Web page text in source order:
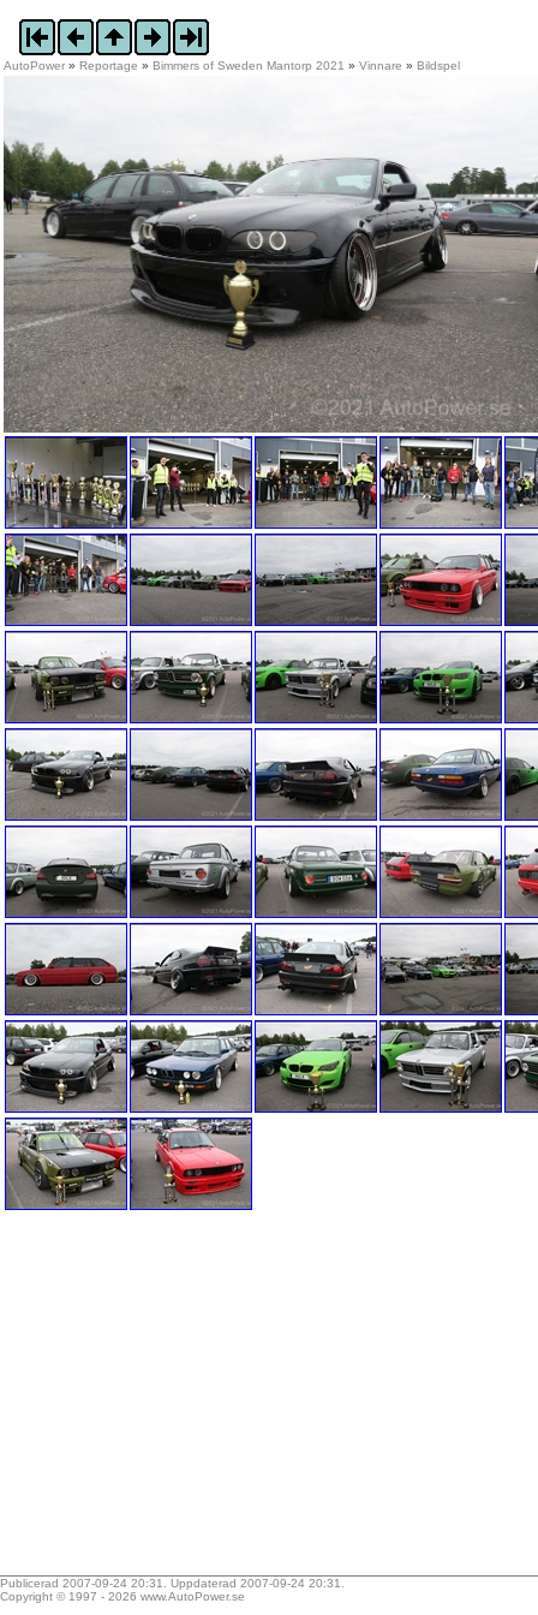
AutoPower » Reportage » Bimmers of Sweden Mantorp 2021 »Vinnare » Bildspel
Publicerad 2007-09-24 20:31. Uppdaterad 2007-09-24 20:31.
Copyright © 1997 - 2026 www.AutoPower.se